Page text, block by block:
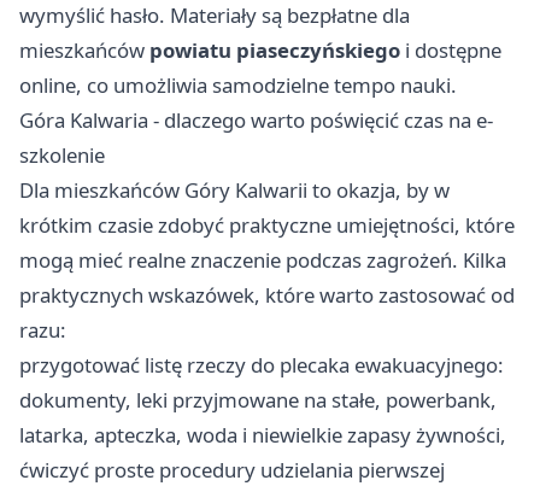
wymyślić hasło. Materiały są bezpłatne dla
mieszkańców powiatu piaseczyńskiego i dostępne
online, co umożliwia samodzielne tempo nauki.
Góra Kalwaria - dlaczego warto poświęcić czas na e-
szkolenie
Dla mieszkańców Góry Kalwarii to okazja, by w
krótkim czasie zdobyć praktyczne umiejętności, które
mogą mieć realne znaczenie podczas zagrożeń. Kilka
praktycznych wskazówek, które warto zastosować od
razu:
przygotować listę rzeczy do plecaka ewakuacyjnego:
dokumenty, leki przyjmowane na stałe, powerbank,
latarka, apteczka, woda i niewielkie zapasy żywności,
ćwiczyć proste procedury udzielania pierwszej